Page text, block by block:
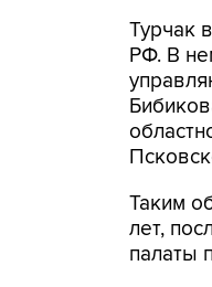
Турчак
РФ. В
Таким
лет,
палаты